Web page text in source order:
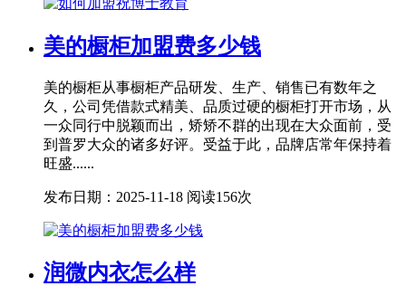
美的橱柜加盟费多少钱
美的橱柜从事橱柜产品研发、生产、销售已有数年之
久，公司凭借款式精美、品质过硬的橱柜打开市场，从
一众同行中脱颖而出，矫矫不群的出现在大众面前，受
到普罗大众的诸多好评。受益于此，品牌店常年保持着
旺盛......
发布日期：2025-11-18 阅读156次
润微内衣怎么样